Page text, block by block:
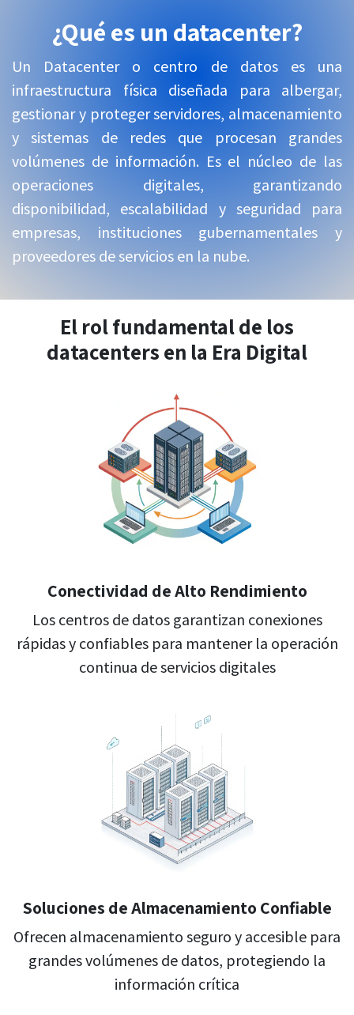
¿Qué es un datacenter?
Un Datacenter o centro de datos es una
infraestructura física diseñada para albergar,
gestionar y proteger servidores, almacenamiento
y sistemas de redes que procesan grandes
volúmenes de información. Es el núcleo de las
operaciones digitales, garantizando
disponibilidad, escalabilidad y seguridad para
empresas, instituciones gubernamentales y
proveedores de servicios en la nube.
El rol fundamental de los
datacenters en la Era Digital
​Conectividad de Alto Rendimiento
Los centros de datos garantizan conexiones
rápidas y confiables para mantener la operación
continua de servicios digitales
Soluciones de Almacenamiento Confiable ​
Ofrecen almacenamiento seguro y accesible para
grandes volúmenes de datos, protegiendo la
información crítica